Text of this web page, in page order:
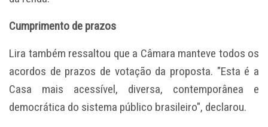
Cumprimento de prazos
Lira também ressaltou que a Câmara manteve todos os
acordos de prazos de votação da proposta. "Esta é a
Casa mais acessível, diversa, contemporânea e
democrática do sistema público brasileiro", declarou.